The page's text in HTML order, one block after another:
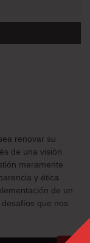
renovar su
de una visión
meramente
y ética
de un
que nos